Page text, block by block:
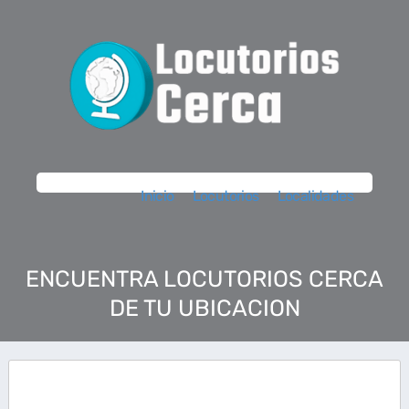
Inicio Locutorios Localidades
ENCUENTRA LOCUTORIOS CERCA
DE TU UBICACION